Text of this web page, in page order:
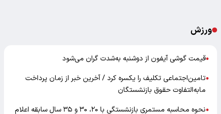
ورزش
●قیمت گوشی آیفون از دوشنبه به‌شدت گران‌ می‌شود
●تامین‌اجتماعی تکلیف را یکسره کرد / آخرین خبر از زمان پرداخت
مابه‌التفاوت حقوق بازنشستگان
●
نحوه محاسبه مستمری بازنشستگی با ۲۰، ۳۰ و ۳۵ سال سابقه اعلام